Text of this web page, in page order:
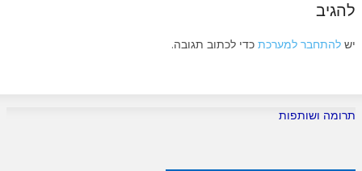
להגיב
יש להתחבר למערכת כדי לכתוב תגובה.
תרומה ושותפות